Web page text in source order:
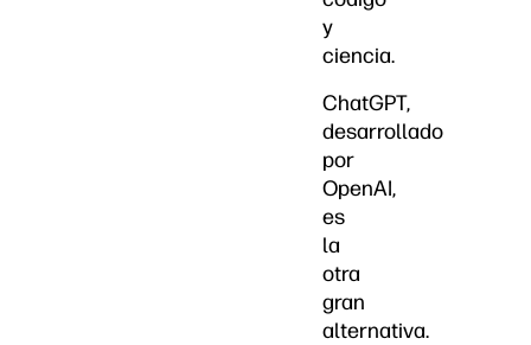
y
ciencia.
ChatGPT,
desarrollado
por
OpenAI,
es
la
otra
gran
alternativa.